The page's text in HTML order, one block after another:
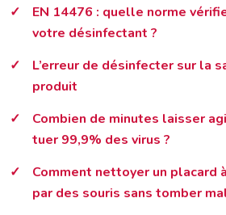
EN 14476 : quelle norme
votre désinfectant ?
L’erreur de désinfecter sur la
produit
Combien de minutes laisser
tuer 99,9% des virus ?
Comment nettoyer un placard
par des souris sans tomber